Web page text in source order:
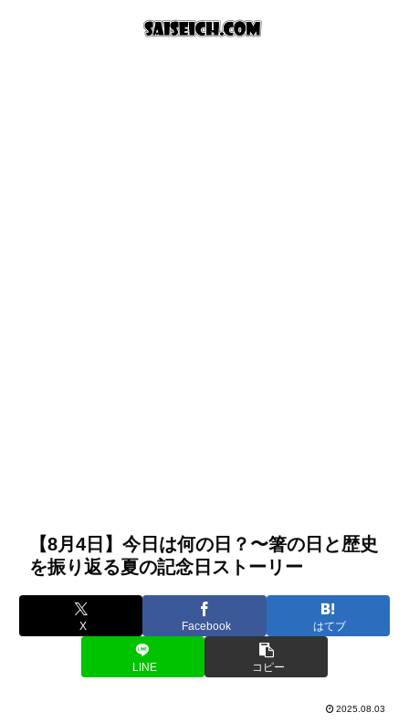
【8月4日】今日は何の日？〜箸の日と歴史
を振り返る夏の記念日ストーリー
X Facebook はてブ
LINE コピー
2025.08.03